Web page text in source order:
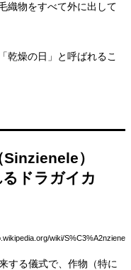
織物をすべて外に出して
乾燥の日」と呼ばれるこ
）
ドラガイカ
wiki/S%C3%A2nziene
する儀式で、作物（特に